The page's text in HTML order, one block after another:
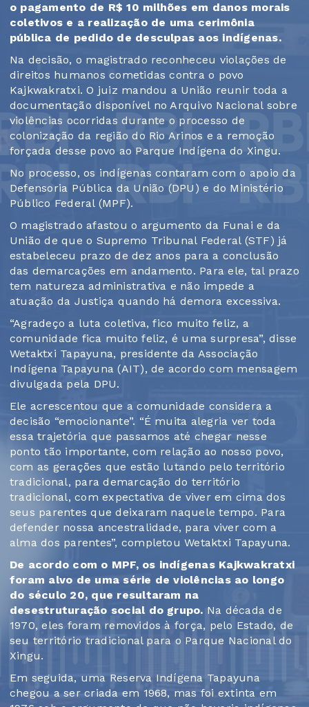
o pagamento de R$ 10 milhões em danos morais
coletivos e a realização de uma cerimônia
pública de pedido de desculpas aos indígenas.
Na decisão, o magistrado reconheceu violações de
direitos humanos cometidas contra o povo
Kajkwakratxi. O juiz mandou a União reunir toda a
documentação disponível no Arquivo Nacional sobre
violências ocorridas durante o processo de
colonização da região do Rio Arinos e a remoção
forçada desse povo ao Parque Indígena do Xingu.
No processo, os indígenas contaram com o apoio da
Defensoria Pública da União (DPU) e do Ministério
Público Federal (MPF).
O magistrado afastou o argumento da Funai e da
União de que o Supremo Tribunal Federal (STF) já
estabeleceu prazo de dez anos para a conclusão
das demarcações em andamento. Para ele, tal prazo
tem natureza administrativa e não impede a
atuação da Justiça quando há demora excessiva.
“Agradeço a luta coletiva, fico muito feliz, a
comunidade fica muito feliz, é uma surpresa”, disse
Wetaktxi Tapayuna, presidente da Associação
Indígena Tapayuna (AIT), de acordo com mensagem
divulgada pela DPU.
Ele acrescentou que a comunidade considera a
decisão “emocionante”. “É muita alegria ver toda
essa trajetória que passamos até chegar nesse
ponto tão importante, com relação ao nosso povo,
com as gerações que estão lutando pelo território
tradicional, para demarcação do território
tradicional, com expectativa de viver em cima dos
seus parentes que deixaram naquele tempo. Para
defender nossa ancestralidade, para viver com a
alma dos parentes”, completou Wetaktxi Tapayuna.
De acordo com o MPF, os indígenas Kajkwakratxi
foram alvo de uma série de violências ao longo
do século 20, que resultaram na
desestruturação social do grupo. Na década de
1970, eles foram removidos à força, pelo Estado, de
seu território tradicional para o Parque Nacional do
Xingu.
Em seguida, uma Reserva Indígena Tapayuna
chegou a ser criada em 1968, mas foi extinta em